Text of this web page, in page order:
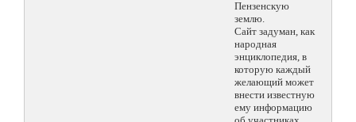
Пензенскую
землю.
Сайт задуман, как
народная
энциклопедия, в
которую каждый
желающий может
внести известную
ему информацию